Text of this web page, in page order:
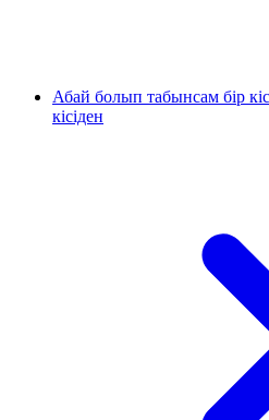
Абай болып табынсам бір
кісіден